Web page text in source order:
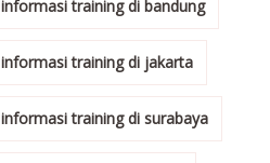
informasi training di bandung
informasi training di jakarta
informasi training di surabaya